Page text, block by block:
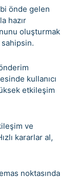
önde gelen
hazır
oluşturmak
kullanıcı
etkileşim
ve
kararlar al,
noktasında